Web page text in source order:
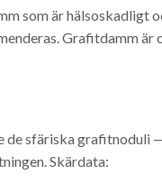
som är hälsoskadligt
Grafitdamm är
de sfäriska grafitnoduli
Skärdata: